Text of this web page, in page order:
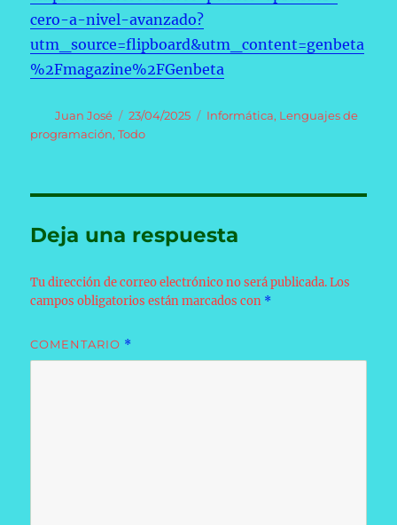
cero-a-nivel-avanzado?
utm_source=flipboard&utm_content=genbeta
%2Fmagazine%2FGenbeta
Autor
Juan José
Publicado
el
23/04/2025 Categorías
Informática, Lenguajes de
programación,Todo
Deja una respuesta
Tu dirección de correo electrónico no será publicada. Los
campos obligatorios están marcados con *
COMENTARIO *